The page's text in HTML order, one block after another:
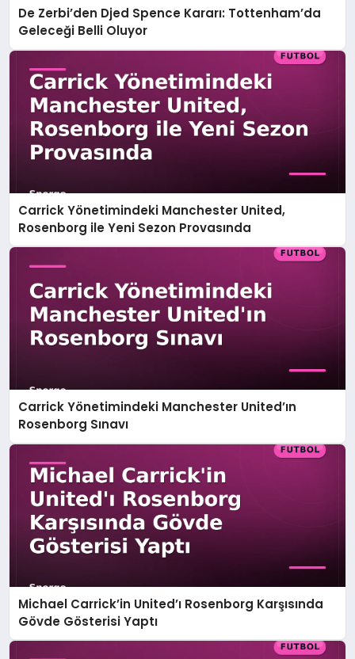
De Zerbi’den Djed Spence Kararı: Tottenham’da
Geleceği Belli Oluyor
Carrick Yönetimindeki Manchester United,
Rosenborg ile Yeni Sezon Provasında
Carrick Yönetimindeki Manchester United’ın
Rosenborg Sınavı
Michael Carrick’in United’ı Rosenborg Karşısında
Gövde Gösterisi Yaptı